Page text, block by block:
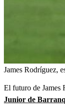
James Rodríguez,
El futuro de James
Junior de